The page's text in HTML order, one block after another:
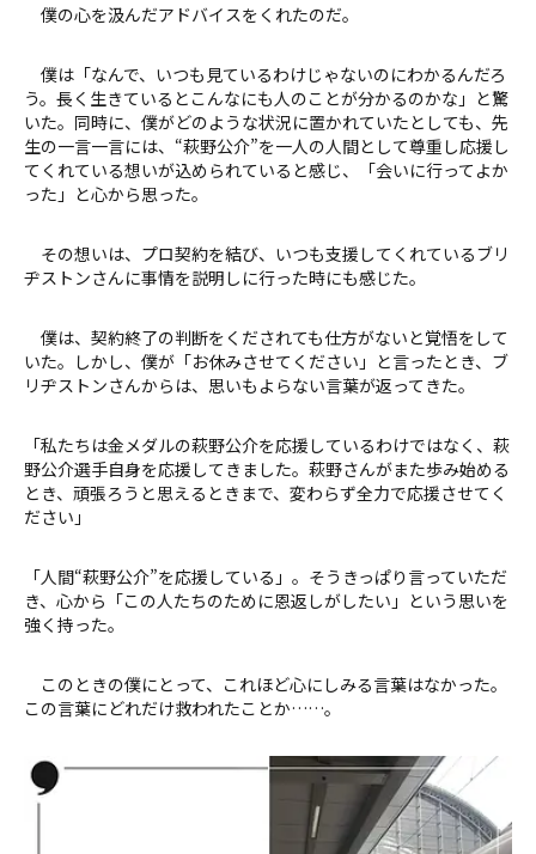
僕の心を汲んだアドバイスをくれたのだ。
僕は「なんで、いつも見ているわけじゃないのにわかるんだろ
う。長く生きているとこんなにも人のことが分かるのかな」と驚
いた。同時に、僕がどのような状況に置かれていたとしても、先
生の一言一言には、“萩野公介”を一人の人間として尊重し応援し
てくれている想いが込められていると感じ、「会いに行ってよか
った」と心から思った。
その想いは、プロ契約を結び、いつも支援してくれているブリ
ヂストンさんに事情を説明しに行った時にも感じた。
僕は、契約終了の判断をくだされても仕方がないと覚悟をして
いた。しかし、僕が「お休みさせてください」と言ったとき、ブ
リヂストンさんからは、思いもよらない言葉が返ってきた。
「私たちは金メダルの萩野公介を応援しているわけではなく、萩
野公介選手自身を応援してきました。萩野さんがまた歩み始める
とき、頑張ろうと思えるときまで、変わらず全力で応援させてく
ださい」
「人間“萩野公介”を応援している」。そうきっぱり言っていただ
き、心から「この人たちのために恩返しがしたい」という思いを
強く持った。
このときの僕にとって、これほど心にしみる言葉はなかった。
この言葉にどれだけ救われたことか……。